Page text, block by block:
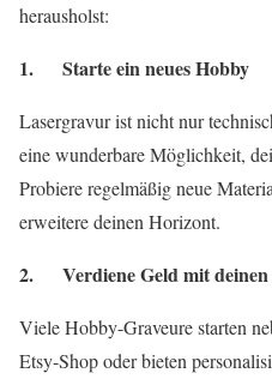
herausholst:
1. Starte ein neues Hobby
Lasergravur ist nicht nur
eine wunderbare Möglichkeit,
Probiere regelmäßig neue
erweitere deinen Horizont.
2. Verdiene Geld mit deinen
Viele Hobby-Graveure starten
Etsy-Shop oder bieten